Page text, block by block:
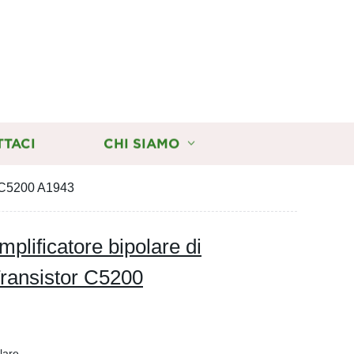
CHI SIAMO
A1943
bipolare di
C5200